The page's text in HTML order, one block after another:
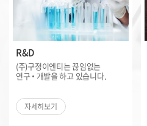
R&D
(주)구정이엔티는 끊임없는
연구 • 개발을 하고 있습니다.
자세히보기